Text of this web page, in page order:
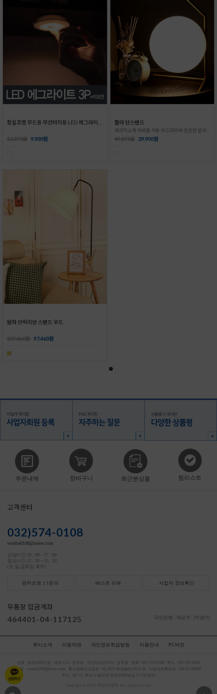
12,375원 9,900원
켈라 단스탠드
49,875원 39,900원
원하 브릭리안 스탠드 우드
107,460원 97,460원
주문내역 장바구니 최근본상품 찜리스트
고객센터
032)574-0108
wonha0108@naver.com
상담시간 10 : 00 ~ 17 : 00
점심시간 12 : 30 ~ 13 : 30
(토,일,공휴일 휴무)
원하조명 1:1문의 베스트 리뷰 사업자 정보확인
무통장 입금계좌
464401-04-117125 국민은행 / 예금주 : (주)원하
회사소개 이용약관 개인정보취급방침 이용안내 PC버전
상호 : 대표이사 : 전화 : 팩스 :
메일 : wonha0108@naver.com 통신판매신고번호 : 제 2022-화성팔탄-0152 호 사업자등록번호 :
180-81-00998
주소 :
경기도 화성시 팔탄면 온천로460번길 27 (주)원하